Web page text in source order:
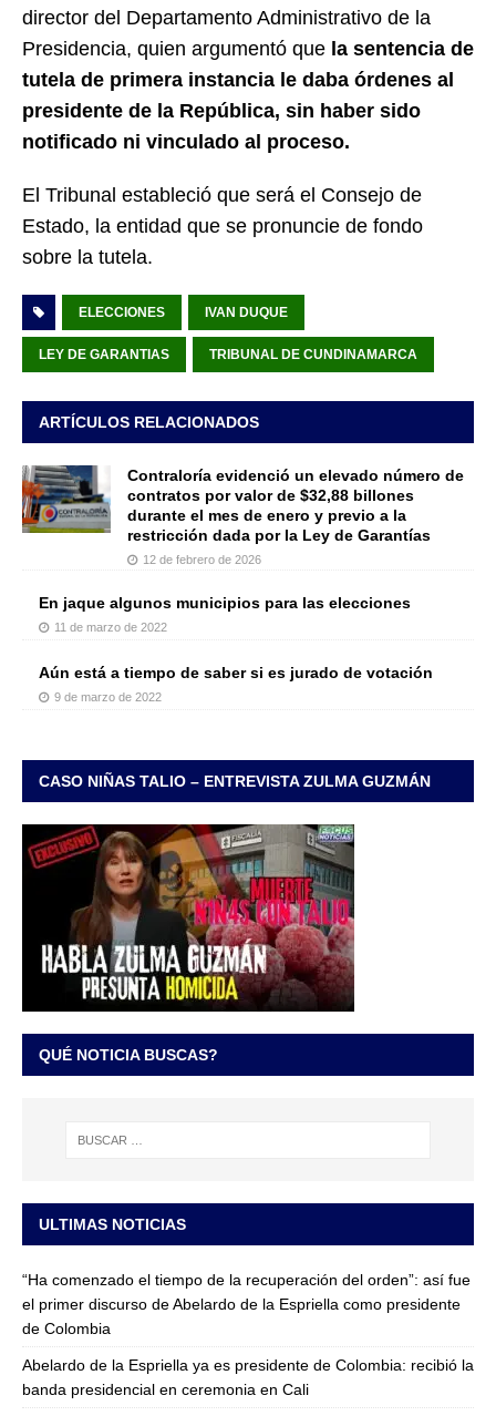
director del Departamento Administrativo de la
Presidencia, quien argumentó que la sentencia de
tutela de primera instancia le daba órdenes al
presidente de la República, sin haber sido
notificado ni vinculado al proceso.
El Tribunal estableció que será el Consejo de
Estado, la entidad que se pronuncie de fondo
sobre la tutela.
ELECCIONES IVAN DUQUE
LEY DE GARANTIAS TRIBUNAL DE CUNDINAMARCA
ARTÍCULOS RELACIONADOS
Contraloría evidenció un elevado número de
contratos por valor de $32,88 billones
durante el mes de enero y previo a la
restricción dada por la Ley de Garantías
12 de febrero de 2026
En jaque algunos municipios para las elecciones
11 de marzo de 2022
Aún está a tiempo de saber si es jurado de votación
9 de marzo de 2022
CASO NIÑAS TALIO – ENTREVISTA ZULMA GUZMÁN
QUÉ NOTICIA BUSCAS?
ULTIMAS NOTICIAS
“Ha comenzado el tiempo de la recuperación del orden”: así fue
el primer discurso de Abelardo de la Espriella como presidente
de Colombia
Abelardo de la Espriella ya es presidente de Colombia: recibió la
banda presidencial en ceremonia en Cali